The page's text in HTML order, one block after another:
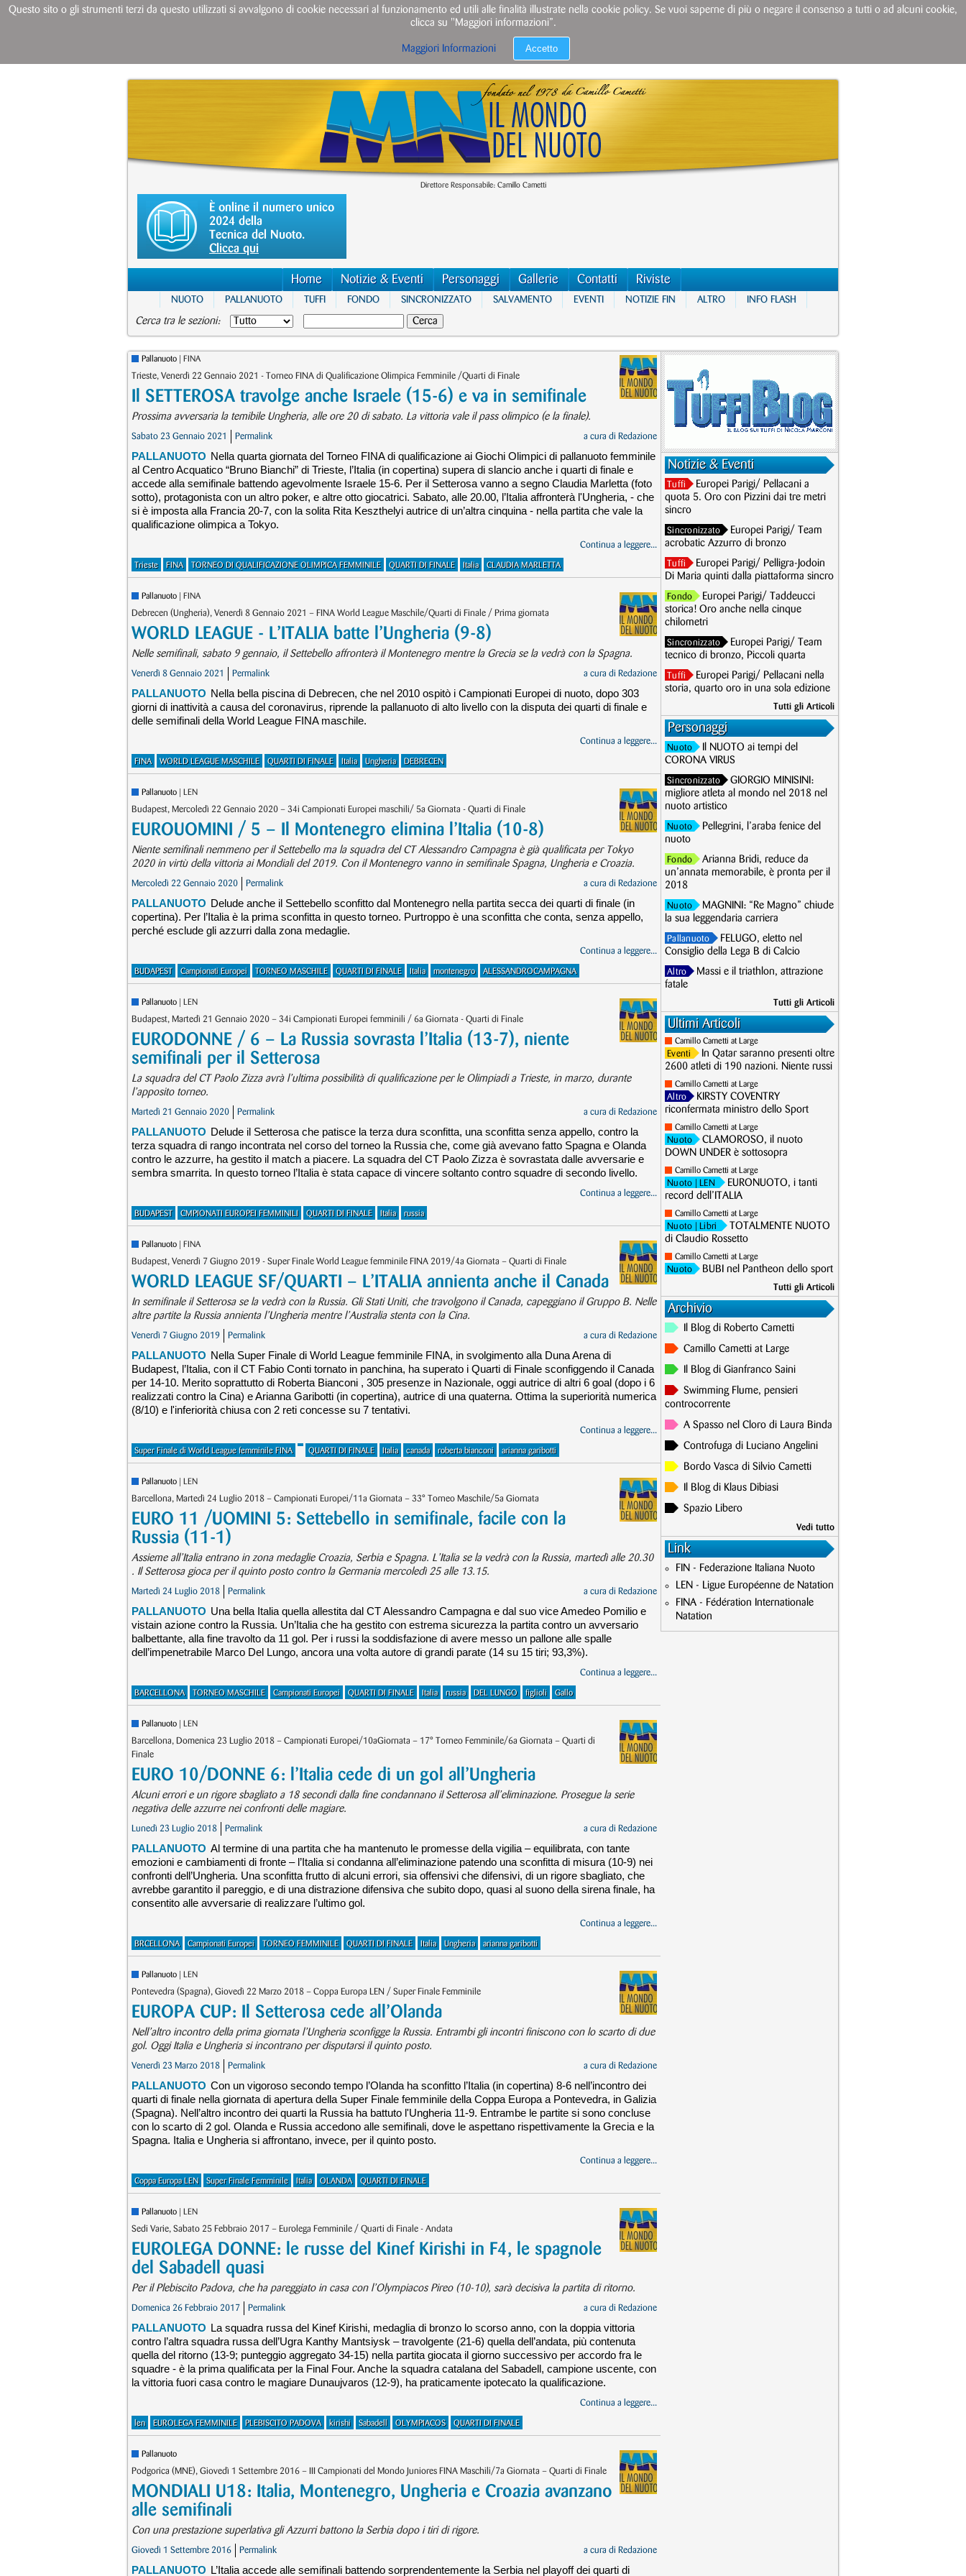
Direttore Responsabile: Camillo Cametti
È online il numero unico
2024 della
Tecnica del Nuoto.
Clicca qui
Home Notizie & Eventi Personaggi Gallerie Contatti Riviste
NUOTO PALLANUOTO TUFFI FONDO SINCRONIZZATO SALVAMENTO EVENTI NOTIZIE FIN ALTRO INFO FLASH
Cerca tra le sezioni:
Pallanuoto | FINA
Trieste, Venerdì 22 Gennaio 2021 - Torneo FINA di Qualificazione Olimpica Femminile /Quarti di Finale
Il SETTEROSA travolge anche Israele (15-6) e va in semifinale
Prossima avversaria la temibile Ungheria, alle ore 20 di sabato. La vittoria vale il pass olimpico (e la finale).
Sabato 23 Gennaio 2021 Permalink a cura di Redazione
PALLANUOTO Nella quarta giornata del Torneo FINA di qualificazione ai Giochi Olimpici di pallanuoto femminile
al Centro Acquatico “Bruno Bianchi” di Trieste, l’Italia (in copertina) supera di slancio anche i quarti di finale e
accede alla semifinale battendo agevolmente Israele 15-6. Per il Setterosa vanno a segno Claudia Marletta (foto
sotto), protagonista con un altro poker, e altre otto giocatrici. Sabato, alle 20.00, l’Italia affronterà l'Ungheria, - che
si è imposta alla Francia 20-7, con la solita Rita Keszthelyi autrice di un’altra cinquina - nella partita che vale la
qualificazione olimpica a Tokyo.
Continua a leggere...
Trieste FINA TORNEO DI QUALIFICAZIONE OLIMPICA FEMMINILE QUARTI DI FINALE Italia CLAUDIA MARLETTA
Pallanuoto | FINA
Debrecen (Ungheria), Venerdì 8 Gennaio 2021 – FINA World League Maschile/Quarti di Finale / Prima giornata
WORLD LEAGUE - L’ITALIA batte l’Ungheria (9-8)
Nelle semifinali, sabato 9 gennaio, il Settebello affronterà il Montenegro mentre la Grecia se la vedrà con la Spagna.
Venerdì 8 Gennaio 2021 Permalink a cura di Redazione
PALLANUOTO Nella bella piscina di Debrecen, che nel 2010 ospitò i Campionati Europei di nuoto, dopo 303
giorni di inattività a causa del coronavirus, riprende la pallanuoto di alto livello con la disputa dei quarti di finale e
delle semifinali della World League FINA maschile.
Continua a leggere...
FINA WORLD LEAGUE MASCHILE QUARTI DI FINALE Italia Ungheria DEBRECEN
Pallanuoto | LEN
Budapest, Mercoledì 22 Gennaio 2020 – 34i Campionati Europei maschili/ 5a Giornata - Quarti di Finale
EUROUOMINI / 5 – Il Montenegro elimina l’Italia (10-8)
Niente semifinali nemmeno per il Settebello ma la squadra del CT Alessandro Campagna è già qualificata per Tokyo
2020 in virtù della vittoria ai Mondiali del 2019. Con il Montenegro vanno in semifinale Spagna, Ungheria e Croazia.
Mercoledì 22 Gennaio 2020 Permalink a cura di Redazione
PALLANUOTO Delude anche il Settebello sconfitto dal Montenegro nella partita secca dei quarti di finale (in
copertina). Per l’Italia è la prima sconfitta in questo torneo. Purtroppo è una sconfitta che conta, senza appello,
perché esclude gli azzurri dalla zona medaglie.
Continua a leggere...
BUDAPEST Campionati Europei TORNEO MASCHILE QUARTI DI FINALE Italia montenegro ALESSANDROCAMPAGNA
Pallanuoto | LEN
Budapest, Martedì 21 Gennaio 2020 – 34i Campionati Europei femminili / 6a Giornata - Quarti di Finale
EURODONNE / 6 – La Russia sovrasta l’Italia (13-7), niente
semifinali per il Setterosa
La squadra del CT Paolo Zizza avrà l’ultima possibilità di qualificazione per le Olimpiadi a Trieste, in marzo, durante
l’apposito torneo.
Martedì 21 Gennaio 2020 Permalink a cura di Redazione
PALLANUOTO Delude il Setterosa che patisce la terza dura sconfitta, una sconfitta senza appello, contro la
terza squadra di rango incontrata nel corso del torneo la Russia che, come già avevano fatto Spagna e Olanda
contro le azzurre, ha gestito il match a piacere. La squadra del CT Paolo Zizza è sovrastata dalle avversarie e
sembra smarrita. In questo torneo l’Italia è stata capace di vincere soltanto contro squadre di secondo livello.
Continua a leggere...
BUDAPEST CMPIONATI EUROPEI FEMMINILI QUARTI DI FINALE Italia russia
Pallanuoto | FINA
Budapest, Venerdì 7 Giugno 2019 - Super Finale World League femminile FINA 2019/4a Giornata – Quarti di Finale
WORLD LEAGUE SF/QUARTI – L’ITALIA annienta anche il Canada
In semifinale il Setterosa se la vedrà con la Russia. Gli Stati Uniti, che travolgono il Canada, capeggiano il Gruppo B. Nelle
altre partite la Russia annienta l’Ungheria mentre l’Australia stenta con la Cina.
Venerdì 7 Giugno 2019 Permalink a cura di Redazione
PALLANUOTO Nella Super Finale di World League femminile FINA, in svolgimento alla Duna Arena di
Budapest, l’Italia, con il CT Fabio Conti tornato in panchina, ha superato i Quarti di Finale sconfiggendo il Canada
per 14-10. Merito soprattutto di Roberta Bianconi , 305 presenze in Nazionale, oggi autrice di altri 6 goal (dopo i 6
realizzati contro la Cina) e Arianna Garibotti (in copertina), autrice di una quaterna. Ottima la superiorità numerica
(8/10) e l'inferiorità chiusa con 2 reti concesse su 7 tentativi.
Continua a leggere...
Super Finale di World League femminile FINA QUARTI DI FINALE Italia canada roberta bianconi arianna garibotti
Pallanuoto | LEN
Barcellona, Martedì 24 Luglio 2018 – Campionati Europei/11a Giornata – 33° Torneo Maschile/5a Giornata
EURO 11 /UOMINI 5: Settebello in semifinale, facile con la
Russia (11-1)
Assieme all’Italia entrano in zona medaglie Croazia, Serbia e Spagna. L’Italia se la vedrà con la Russia, martedì alle 20.30
. Il Setterosa gioca per il quinto posto contro la Germania mercoledì 25 alle 13.15.
Martedì 24 Luglio 2018 Permalink a cura di Redazione
PALLANUOTO Una bella Italia quella allestita dal CT Alessandro Campagna e dal suo vice Amedeo Pomilio e
vistain azione contro la Russia. Un’Italia che ha gestito con estrema sicurezza la partita contro un avversario
balbettante, alla fine travolto da 11 gol. Per i russi la soddisfazione di avere messo un pallone alle spalle
dell’impenetrabile Marco Del Lungo, ancora una volta autore di grandi parate (14 su 15 tiri; 93,3%).
Continua a leggere...
BARCELLONA TORNEO MASCHILE Campionati Europei QUARTI DI FINALE Italia russia DEL LUNGO figlioli Gallo
Pallanuoto | LEN
Barcellona, Domenica 23 Luglio 2018 – Campionati Europei/10aGiornata – 17° Torneo Femminile/6a Giornata – Quarti di
Finale
EURO 10/DONNE 6: l’Italia cede di un gol all’Ungheria
Alcuni errori e un rigore sbagliato a 18 secondi dalla fine condannano il Setterosa all’eliminazione. Prosegue la serie
negativa delle azzurre nei confronti delle magiare.
Lunedì 23 Luglio 2018 Permalink a cura di Redazione
PALLANUOTO Al termine di una partita che ha mantenuto le promesse della vigilia – equilibrata, con tante
emozioni e cambiamenti di fronte – l’Italia si condanna all’eliminazione patendo una sconfitta di misura (10-9) nei
confronti dell’Ungheria. Una sconfitta frutto di alcuni errori, sia offensivi che difensivi, di un rigore sbagliato, che
avrebbe garantito il pareggio, e di una distrazione difensiva che subito dopo, quasi al suono della sirena finale, ha
consentito alle avversarie di realizzare l’ultimo gol.
Continua a leggere...
BRCELLONA Campionati Europei TORNEO FEMMINILE QUARTI DI FINALE Italia Ungheria arianna garibotti
Pallanuoto | LEN
Pontevedra (Spagna), Giovedì 22 Marzo 2018 – Coppa Europa LEN / Super Finale Femminile
EUROPA CUP: Il Setterosa cede all’Olanda
Nell’altro incontro della prima giornata l’Ungheria sconfigge la Russia. Entrambi gli incontri finiscono con lo scarto di due
gol. Oggi Italia e Ungheria si incontrano per disputarsi il quinto posto.
Venerdì 23 Marzo 2018 Permalink a cura di Redazione
PALLANUOTO Con un vigoroso secondo tempo l’Olanda ha sconfitto l’Italia (in copertina) 8-6 nell’incontro dei
quarti di finale nella giornata di apertura della Super Finale femminile della Coppa Europa a Pontevedra, in Galizia
(Spagna). Nell’altro incontro dei quarti la Russia ha battuto l'Ungheria 11-9. Entrambe le partite si sono concluse
con lo scarto di 2 gol. Olanda e Russia accedono alle semifinali, dove le aspettano rispettivamente la Grecia e la
Spagna. Italia e Ungheria si affrontano, invece, per il quinto posto.
Continua a leggere...
Coppa Europa LEN Super Finale Femminile Italia OLANDA QUARTI DI FINALE
Pallanuoto | LEN
Sedi Varie, Sabato 25 Febbraio 2017 – Eurolega Femminile / Quarti di Finale - Andata
EUROLEGA DONNE: le russe del Kinef Kirishi in F4, le spagnole
del Sabadell quasi
Per il Plebiscito Padova, che ha pareggiato in casa con l’Olympiacos Pireo (10-10), sarà decisiva la partita di ritorno.
Domenica 26 Febbraio 2017 Permalink a cura di Redazione
PALLANUOTO La squadra russa del Kinef Kirishi, medaglia di bronzo lo scorso anno, con la doppia vittoria
contro l’altra squadra russa dell’Ugra Kanthy Mantsiysk – travolgente (21-6) quella dell’andata, più contenuta
quella del ritorno (13-9; punteggio aggregato 34-15) nella partita giocata il giorno successivo per accordo fra le
squadre - è ​​la prima qualificata per la Final Four. Anche la squadra catalana del Sabadell, campione uscente, con
la vittoria fuori casa contro le magiare Dunaujvaros (12-9), ha praticamente ipotecato la qualificazione.
Continua a leggere...
len EUROLEGA FEMMINILE PLEBISCITO PADOVA kirishi Sabadell OLYMPIACOS QUARTI DI FINALE
Pallanuoto
Podgorica (MNE), Giovedì 1 Settembre 2016 – III Campionati del Mondo Juniores FINA Maschili/7a Giornata – Quarti di Finale
MONDIALI U18: Italia, Montenegro, Ungheria e Croazia avanzano
alle semifinali
Con una prestazione superlativa gli Azzurri battono la Serbia dopo i tiri di rigore.
Giovedì 1 Settembre 2016 Permalink a cura di Redazione
PALLANUOTO L’Italia accede alle semifinali battendo sorprendentemente la Serbia nel playoff dei quarti di
Notizie & Eventi
Tuffi
Europei Parigi/ Pellacani a
quota 5. Oro con Pizzini dai tre metri
sincro
Sincronizzato
Europei Parigi/ Team
acrobatic Azzurro di bronzo
Tuffi
Europei Parigi/ Pelligra-Jodoin
Di Maria quinti dalla piattaforma sincro
Fondo
Europei Parigi/ Taddeucci
storica! Oro anche nella cinque
chilometri
Sincronizzato
Europei Parigi/ Team
tecnico di bronzo, Piccoli quarta
Tuffi
Europei Parigi/ Pellacani nella
storia, quarto oro in una sola edizione
Tutti gli Articoli
Personaggi
Nuoto
Il NUOTO ai tempi del
CORONA VIRUS
Sincronizzato
GIORGIO MINISINI:
migliore atleta al mondo nel 2018 nel
nuoto artistico
Nuoto
Pellegrini, l’araba fenice del
nuoto
Fondo
Arianna Bridi, reduce da
un’annata memorabile, è pronta per il
2018
Nuoto
MAGNINI: “Re Magno” chiude
la sua leggendaria carriera
Pallanuoto
FELUGO, eletto nel
Consiglio della Lega B di Calcio
Altro
Massi e il triathlon, attrazione
fatale
Tutti gli Articoli
Ultimi Articoli
Camillo Cametti at Large
Eventi
In Qatar saranno presenti oltre
2600 atleti di 190 nazioni. Niente russi
Camillo Cametti at Large
Altro
KIRSTY COVENTRY
riconfermata ministro dello Sport
Camillo Cametti at Large
Nuoto
CLAMOROSO, il nuoto
DOWN UNDER è sottosopra
Camillo Cametti at Large
Nuoto | LEN
EURONUOTO, i tanti
record dell’ITALIA
Camillo Cametti at Large
Nuoto | Libri
TOTALMENTE NUOTO
di Claudio Rossetto
Camillo Cametti at Large
Nuoto BUBI nel Pantheon dello sport
Tutti gli Articoli
Archivio
Il Blog di Roberto Cametti
Camillo Cametti at Large
Il Blog di Gianfranco Saini
Swimming Flume, pensieri
controcorrente
A Spasso nel Cloro di Laura Binda
Controfuga di Luciano Angelini
Bordo Vasca di Silvio Cametti
Il Blog di Klaus Dibiasi
Spazio Libero
Vedi tutto
Link
FIN - Federazione Italiana Nuoto
LEN - Ligue Européenne de Natation
FINA - Fédération Internationale
Natation
Questo sito o gli strumenti terzi da questo utilizzati si avvalgono di cookie necessari al funzionamento ed utili alle finalità illustrate nella cookie policy. Se vuoi saperne di più o negare il consenso a tutti o ad alcuni cookie,
clicca su "Maggiori informazioni”.
Maggiori Informazioni Accetto